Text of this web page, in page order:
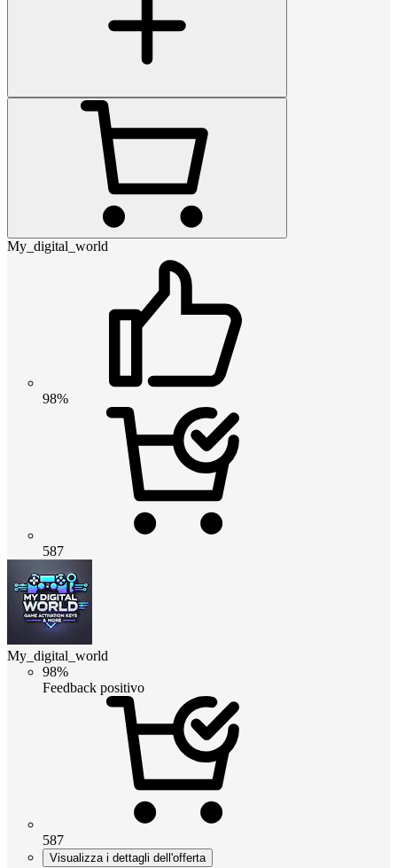
My_digital_world
98%
587
My_digital_world
98%
Feedback positivo
587
Visualizza i dettagli dell'offerta